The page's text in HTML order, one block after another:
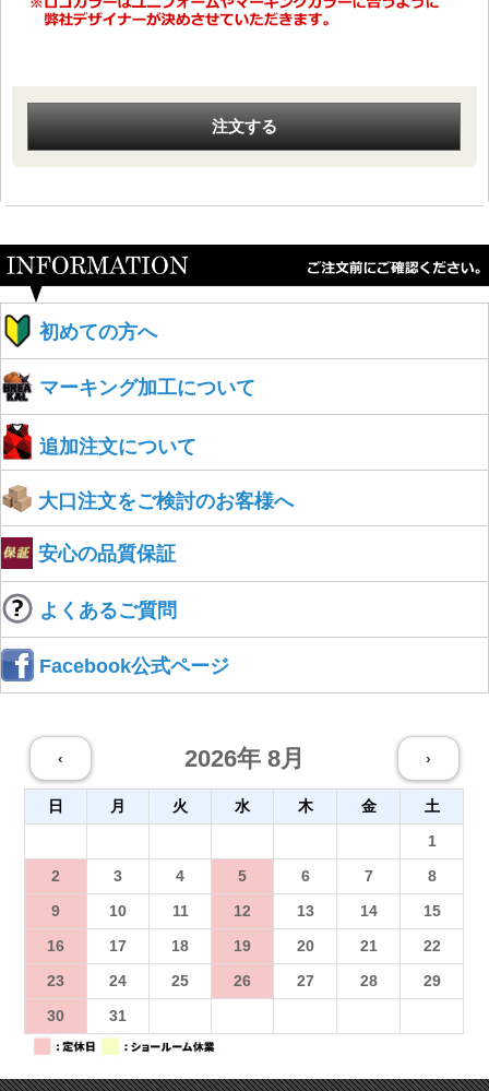
注文する
初めての方へ
マーキング加工について
追加注文について
大口注文をご検討のお客様へ
安心の品質保証
よくあるご質問
Facebook公式ページ
‹ 2026年 8月 ›
日 月 火 水 木 金
土
1
2
3 4 5 6 7
8
9
10 11 12 13 14
15
16
17 18 19 20 21
22
23
24 25 26 27 28
29
30
31